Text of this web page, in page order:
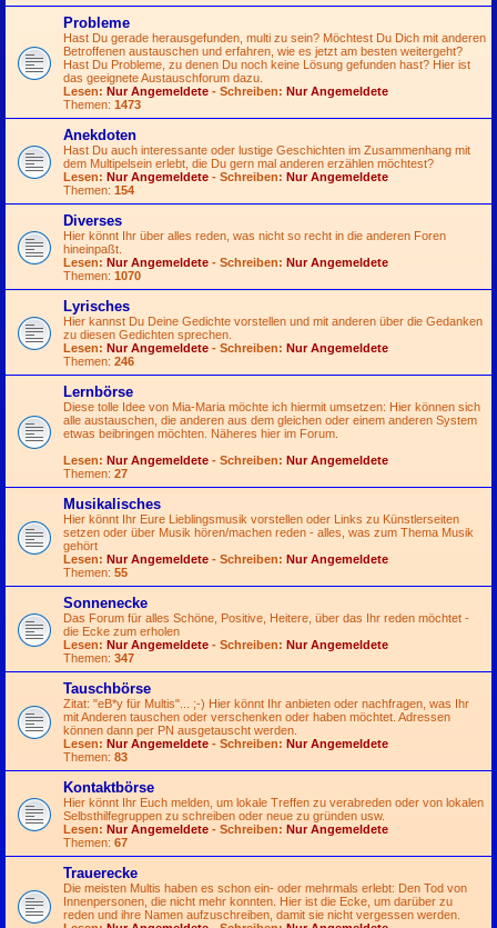
Probleme
Hast Du gerade herausgefunden, multi zu sein? Möchtest Du Dich mit anderen
Betroffenen austauschen und erfahren, wie es jetzt am besten weitergeht?
Hast Du Probleme, zu denen Du noch keine Lösung gefunden hast? Hier ist
das geeignete Austauschforum dazu.
Lesen: Nur Angemeldete - Schreiben: Nur Angemeldete
Themen: 1473
Anekdoten
Hast Du auch interessante oder lustige Geschichten im Zusammenhang mit
dem Multipelsein erlebt, die Du gern mal anderen erzählen möchtest?
Lesen: Nur Angemeldete - Schreiben: Nur Angemeldete
Themen: 154
Diverses
Hier könnt Ihr über alles reden, was nicht so recht in die anderen Foren
hineinpaßt.
Lesen: Nur Angemeldete - Schreiben: Nur Angemeldete
Themen: 1070
Lyrisches
Hier kannst Du Deine Gedichte vorstellen und mit anderen über die Gedanken
zu diesen Gedichten sprechen.
Lesen: Nur Angemeldete - Schreiben: Nur Angemeldete
Themen: 246
Lernbörse
Diese tolle Idee von Mia-Maria möchte ich hiermit umsetzen: Hier können sich
alle austauschen, die anderen aus dem gleichen oder einem anderen System
etwas beibringen möchten. Näheres hier im Forum.
Lesen: Nur Angemeldete - Schreiben: Nur Angemeldete
Themen: 27
Musikalisches
Hier könnt Ihr Eure Lieblingsmusik vorstellen oder Links zu Künstlerseiten
setzen oder über Musik hören/machen reden - alles, was zum Thema Musik
gehört
Lesen: Nur Angemeldete - Schreiben: Nur Angemeldete
Themen: 55
Sonnenecke
Das Forum für alles Schöne, Positive, Heitere, über das Ihr reden möchtet -
die Ecke zum erholen
Lesen: Nur Angemeldete - Schreiben: Nur Angemeldete
Themen: 347
Tauschbörse
Zitat: "eB*y für Multis"... ;-) Hier könnt Ihr anbieten oder nachfragen, was Ihr
mit Anderen tauschen oder verschenken oder haben möchtet. Adressen
können dann per PN ausgetauscht werden.
Lesen: Nur Angemeldete - Schreiben: Nur Angemeldete
Themen: 83
Kontaktbörse
Hier könnt Ihr Euch melden, um lokale Treffen zu verabreden oder von lokalen
Selbsthilfegruppen zu schreiben oder neue zu gründen usw.
Lesen: Nur Angemeldete - Schreiben: Nur Angemeldete
Themen: 67
Trauerecke
Die meisten Multis haben es schon ein- oder mehrmals erlebt: Den Tod von
Innenpersonen, die nicht mehr konnten. Hier ist die Ecke, um darüber zu
reden und ihre Namen aufzuschreiben, damit sie nicht vergessen werden.